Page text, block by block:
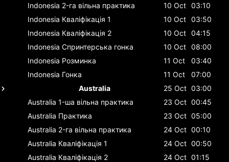
Indonesia 2-га вільна практика 10 Oct 03:10
Indonesia Кваліфікація 1 10 Oct 03:50
Indonesia Кваліфікація 2 10 Oct 04:15
Indonesia Спринтерська гонка 10 Oct 08:00
Indonesia Розминка 11 Oct
03:40
Indonesia Гонка 11 Oct
07:00
Australia
25 Oct 03:00
Australia 1-ша вільна практика 23 Oct 00:45
Australia Практика 23 Oct 05:00
Australia 2-га вільна практика 24 Oct 00:10
Australia Кваліфікація 1 24 Oct 00:50
Australia Кваліфікація 2 24 Oct 01:15